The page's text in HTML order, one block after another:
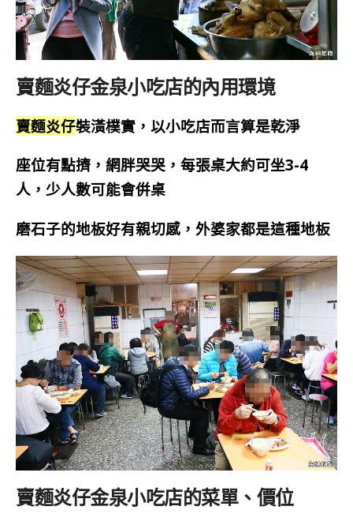
賣麵炎仔金泉小吃店的內用環境
賣麵炎仔裝潢樸實，以小吃店而言算是乾淨
座位有點擠，網胖哭哭， 每張桌大約可坐3-4
人，少人數可能會倂桌
磨石子的地板好有親切感，外婆家都是這種地板
賣麵炎仔金泉小吃店的菜單、價位